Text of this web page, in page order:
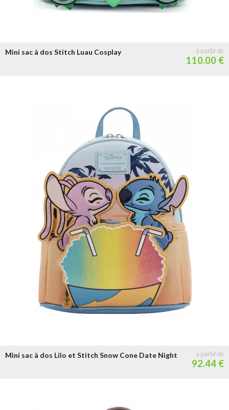
Mini sac à dos Stitch Luau Cosplay
110.00 €
Mini sac à dos Lilo et Stitch Snow Cone Date Night
92.44 €